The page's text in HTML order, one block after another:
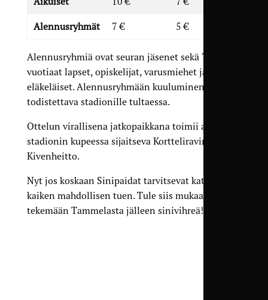
Alennusryhmät 7 € 5 €
Alennusryhmiä ovat seuran jäsenet sekä 7–16-
vuotiaat lapset, opiskelijat, varusmiehet ja
eläkeläiset. Alennusryhmään kuuluminen on
todistettava stadionille tultaessa.
Ottelun virallisena jatkopaikkana toimii aivan
stadionin kupeessa sijaitseva Kortteliravintola
Kivenheitto.
Nyt jos koskaan Sinipaidat tarvitsevat katsomosta
kaiken mahdollisen tuen. Tule siis mukaan
tekemään Tammelasta jälleen sinivihreä!